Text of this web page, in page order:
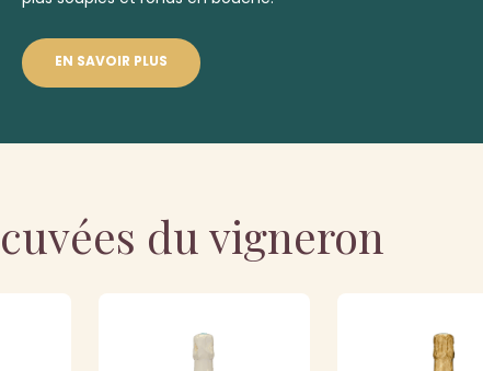
EN SAVOIR PLUS
du vigneron